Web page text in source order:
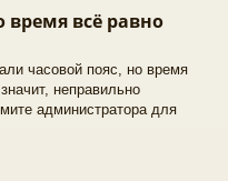
время всё равно
часовой пояс, но время
неправильно
администратора для